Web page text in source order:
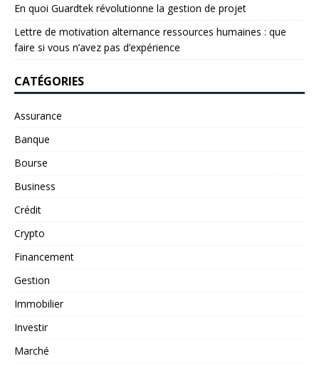
En quoi Guardtek révolutionne la gestion de projet
Lettre de motivation alternance ressources humaines : que
faire si vous n’avez pas d’expérience
CATÉGORIES
Assurance
Banque
Bourse
Business
Crédit
Crypto
Financement
Gestion
Immobilier
Investir
Marché